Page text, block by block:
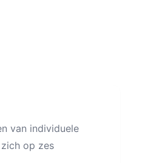
van individuele
op zes